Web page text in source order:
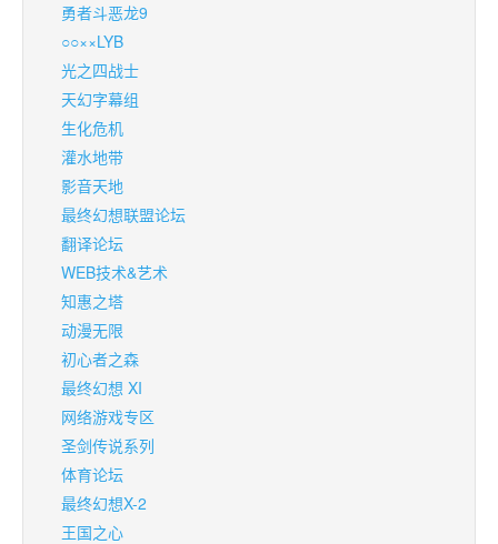
勇者斗恶龙9
○○××LYB
光之四战士
天幻字幕组
生化危机
灌水地带
影音天地
最终幻想联盟论坛
翻译论坛
WEB技术&艺术
知惠之塔
动漫无限
初心者之森
最终幻想 XI
网络游戏专区
圣剑传说系列
体育论坛
最终幻想X-2
王国之心